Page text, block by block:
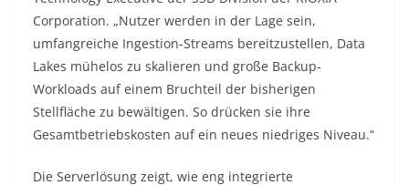
Corporation. „Nutzer werden in der Lage sein,
umfangreiche Ingestion-Streams bereitzustellen, Data
Lakes mühelos zu skalieren und große Backup-
Workloads auf einem Bruchteil der bisherigen
Stellfläche zu bewältigen. So drücken sie ihre
Gesamtbetriebskosten auf ein neues niedriges Niveau.“
Die Serverlösung zeigt, wie eng integrierte